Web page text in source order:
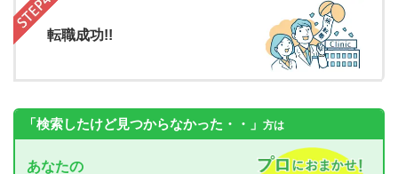
転職成功!!
「検索したけど見つからなかった・・」 方は
あなたの